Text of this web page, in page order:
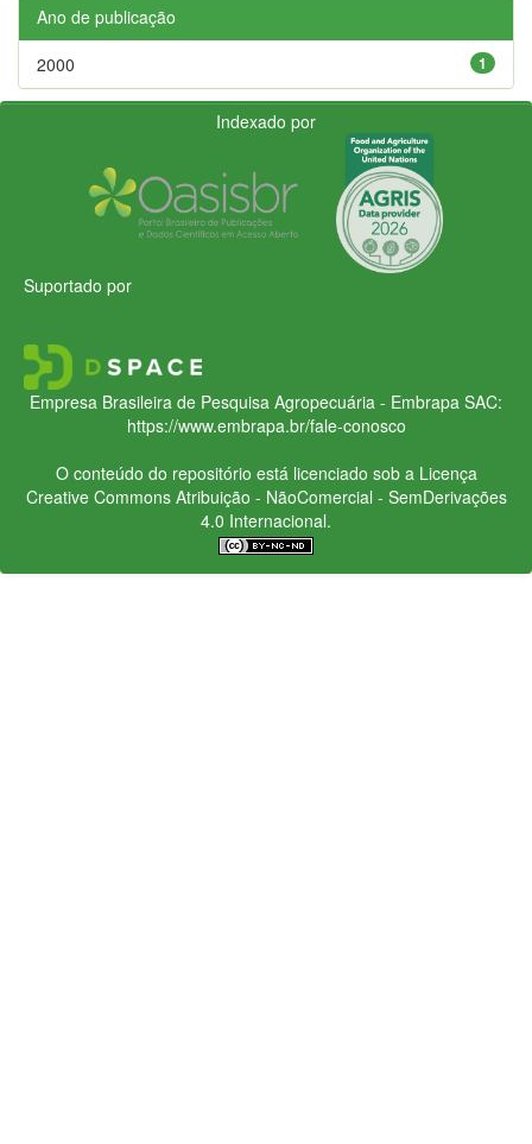
Ano de publicação
1
2000
Indexado por
Suportado por
Empresa Brasileira de Pesquisa Agropecuária - Embrapa SAC:
https://www.embrapa.br/fale-conosco
O conteúdo do repositório está licenciado sob a Licença
Creative CommonsAtribuição - NãoComercial - SemDerivações
4.0 Internacional.